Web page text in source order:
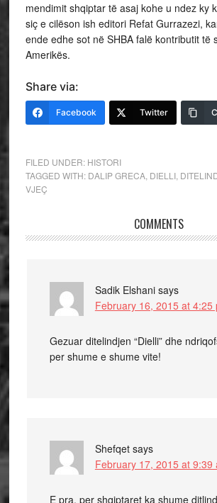
mendimit shqiptar të asaj kohe u ndez ky
siç e cilëson ish editori Refat Gurrazezi,
ende edhe sot në SHBA falë kontributit të
Amerikës.
Share via:
Facebook Twitter
FILED UNDER: HISTORI
TAGGED WITH: DALIP GRECA, DIELLI,
VJEÇ
COMMENTS
Sadik Elshani says
February 16, 2015 at 4:25
Gezuar ditelindjen “Dielli” dhe
per shume e shume vite!
Shefqet says
February 17, 2015 at 9:39
E pra, per shqiptaret ka shume